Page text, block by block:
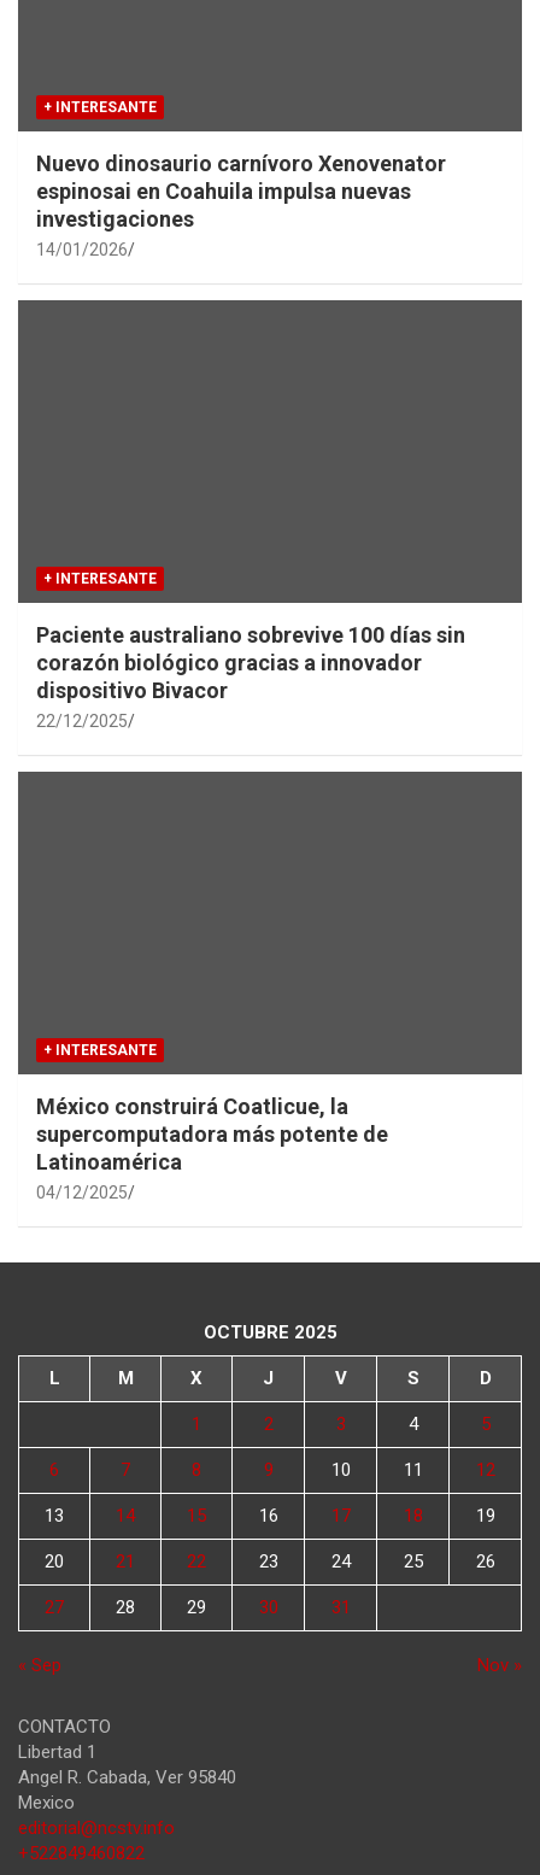
+ INTERESANTE
Nuevo dinosaurio carnívoro Xenovenator
espinosai en Coahuila impulsa nuevas
investigaciones
14/01/2026
+ INTERESANTE
Paciente australiano sobrevive 100 días sin
corazón biológico gracias a innovador
dispositivo Bivacor
22/12/2025
+ INTERESANTE
México construirá Coatlicue, la
supercomputadora más potente de
Latinoamérica
04/12/2025
OCTUBRE 2025
L M X J V S D
1 2 3 4 5
6 7 8 9 10 11 12
13 14 15 16 17 18 19
20 21 22 23 24 25 26
27 28 29 30 31
« Sep Nov »
CONTACTO
Libertad 1
Angel R. Cabada, Ver 95840
Mexico
editorial@ncstv.info
+522849460822